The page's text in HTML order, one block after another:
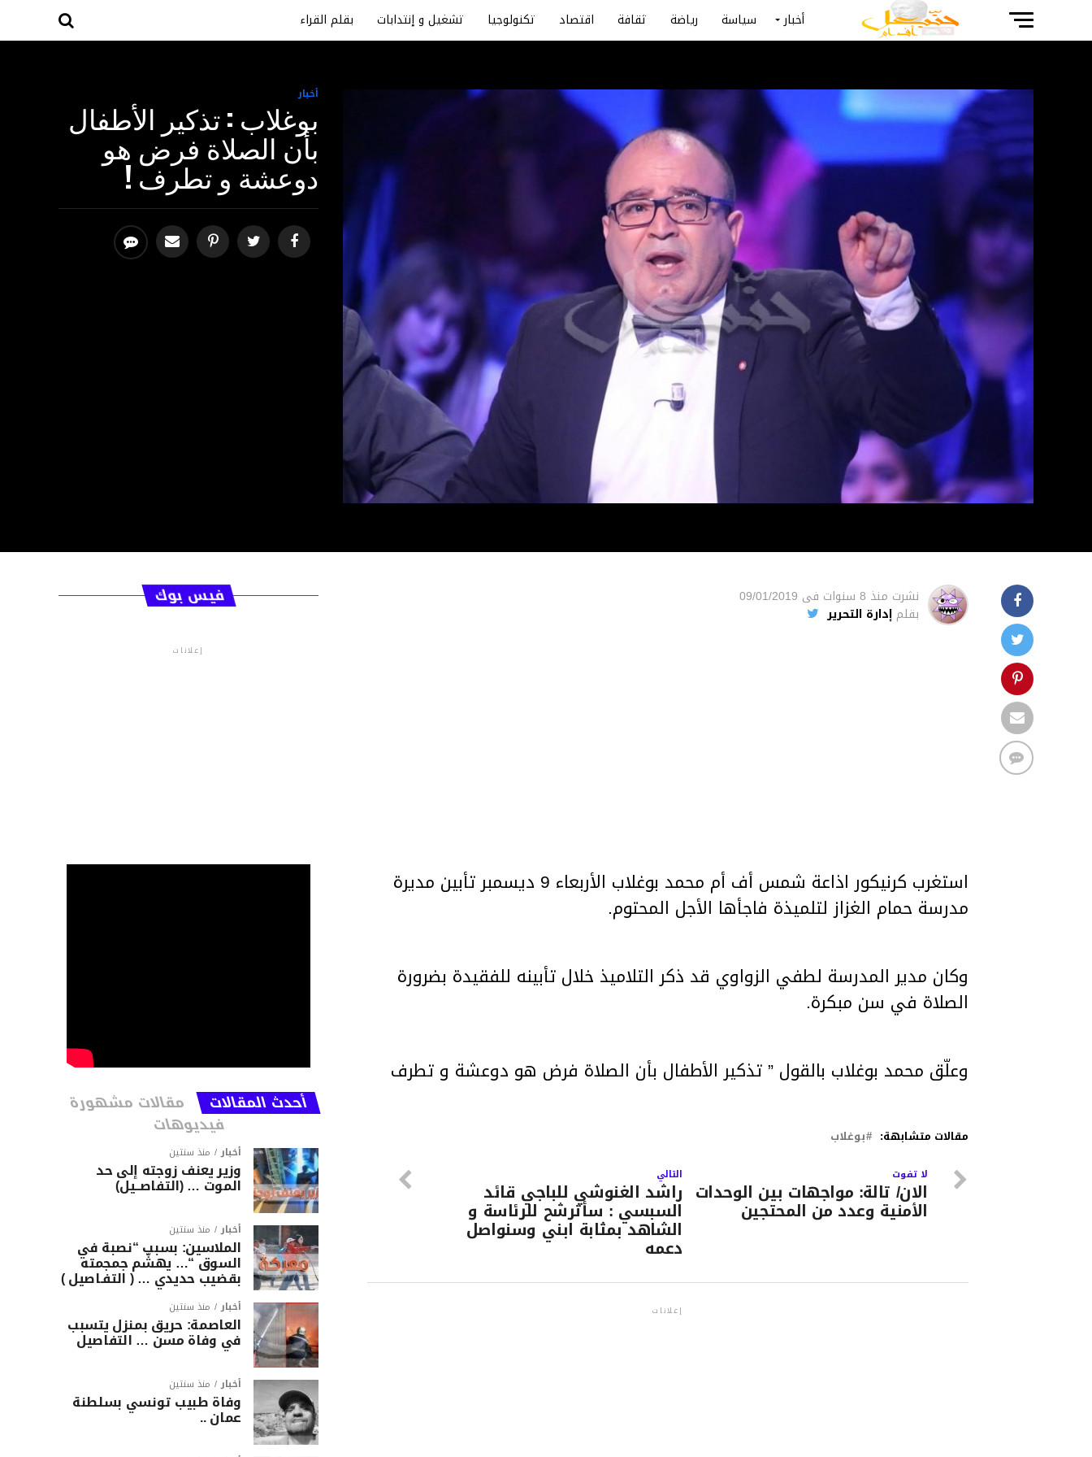
أخبار سياسة رياضة ثقافة اقتصاد تكنولوجيا تشغيل و إنتدابات بقلم القراء
أخبار
بوغلاب : تذكير الأطفال
بأن الصلاة فرض هو
دوعشة و تطرف !
نشرت منذ 8 سنوات فى 09/01/2019
بقلم إدارة التحرير
استغرب كرنيكور اذاعة شمس أف أم محمد بوغلاب الأربعاء 9 ديسمبر تأبين مديرة
مدرسة حمام الغزاز لتلميذة فاجأها الأجل المحتوم.
وكان مدير المدرسة لطفي الزواوي قد ذكر التلاميذ خلال تأبينه للفقيدة بضرورة
الصلاة في سن مبكرة.
وعلّق محمد بوغلاب بالقول ” تذكير الأطفال بأن الصلاة فرض هو دوعشة و تطرف
مقالات متشابهة: بوغلاب
التالي
راشد الغنوشي للباجي قائد
السبسي : سأترشح للرئاسة و
الشاهد بمثابة ابني وسنواصل
دعمه
لا تفوت
الان/ تالة: مواجهات بين الوحدات
الأمنية وعدد من المحتجين‎
إعلانات
فيس بوك
إعلانات
أحدث المقالات مقالات مشهورة
فيديوهات
أخبار منذ سنتين
وزير يعنف زوجته إلى حد
الموت … (التفاصــيل)
أخبار منذ سنتين
الملاسين: بسبب “نصبة في
السوق “… يهشّم جمجمته
بقضيب حديدي … ( التفـاصيل )
أخبار منذ سنتين
العاصمة: حريق بمنزل يتسبب
في وفاة مسن … التفاصيل
أخبار منذ سنتين
وفاة طبيب تونسي بسلطنة
عمان ..